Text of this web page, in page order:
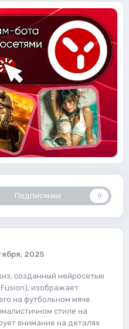
Подписчики 0
2025
созданный нейросетью
изображает
на футбольном мяче.
стиле на
внимание на деталях